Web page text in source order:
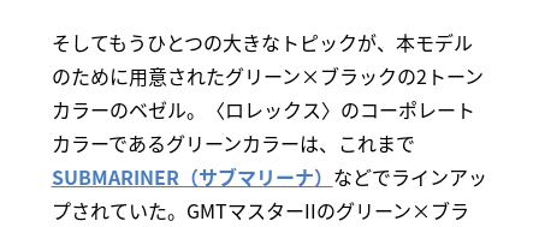
そしてもうひとつの大きなトピックが、本モデル
のために用意されたグリーン×ブラックの2トーン
カラーのベゼル。〈ロレックス〉のコーポレート
カラーであるグリーンカラーは、これまで
SUBMARINER（サブマリーナ） などでラインアッ
プされていた。GMTマスターIIのグリーン×ブラ